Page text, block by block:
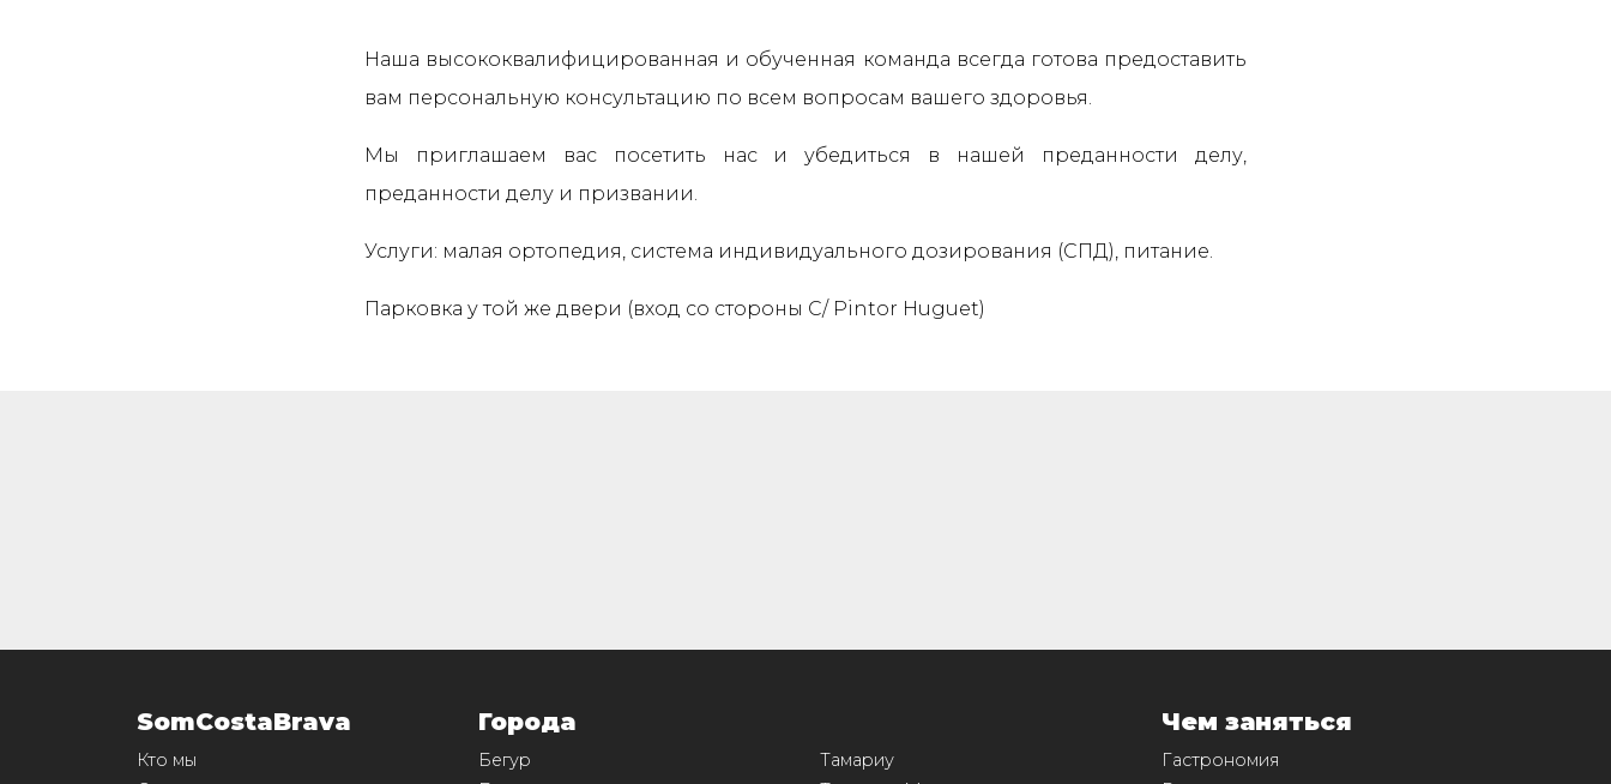
Наша высококвалифицированная и обученная команда всегда готова предоставить
вам персональную консультацию по всем вопросам вашего здоровья.
Мы приглашаем вас посетить нас и убедиться в нашей преданности делу,
преданности делу и призвании.
Услуги: малая ортопедия, система индивидуального дозирования (СПД), питание.
Парковка у той же двери (вход со стороны C/ Pintor Huguet)
SomCostaBrava
Кто мы
Города
Бегур
Тамариу
Чем заняться
Гастрономия